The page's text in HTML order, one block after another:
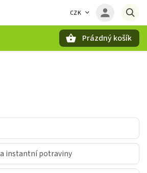
CZK
Prázdný košík
instantní potraviny